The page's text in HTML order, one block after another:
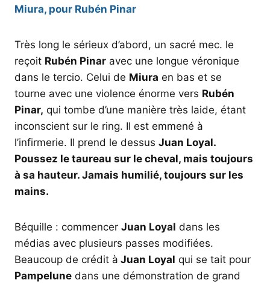
Miura, pour Rubén Pinar
Très long le sérieux d’abord, un sacré mec. le
reçoit Rubén Pinar avec une longue véronique
dans le tercio. Celui de Miura en bas et se
tourne avec une violence énorme vers Rubén
Pinar, qui tombe d’une manière très laide, étant
inconscient sur le ring. Il est emmené à
l’infirmerie. Il prend le dessus Juan Loyal.
Poussez le taureau sur le cheval, mais toujours
à sa hauteur. Jamais humilié, toujours sur les
mains.
Béquille : commencer Juan Loyal dans les
médias avec plusieurs passes modifiées.
Beaucoup de crédit à Juan Loyal qui se tait pour
Pampelune dans une démonstration de grand